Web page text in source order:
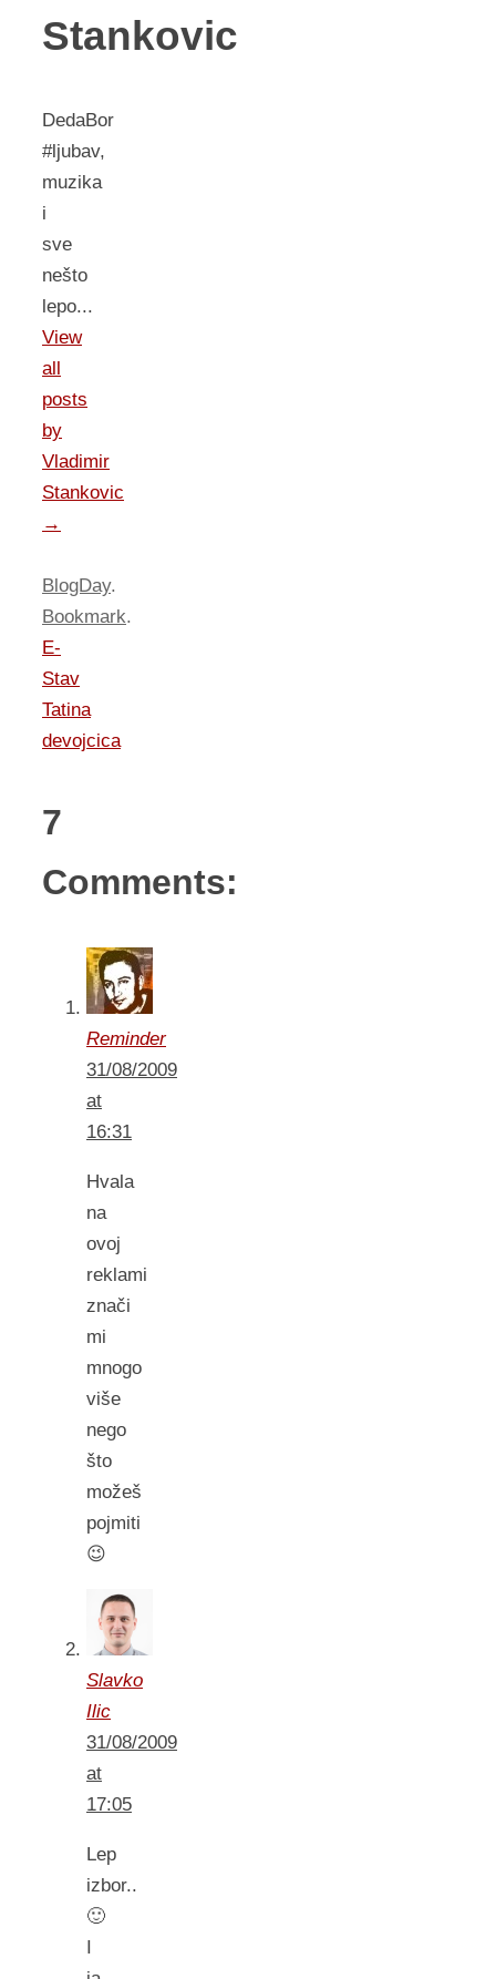
Stankovic
DedaBor
#ljubav,
muzika
i
sve
nešto
lepo...
View
all
posts
by
Vladimir
Stankovic
→
BlogDay.
Bookmark.
E-
Stav
Tatina
devojcica
7
Comments:
Reminder
31/08/2009
at
16:31
Hvala
na
ovoj
reklami
znači
mi
mnogo
više
nego
što
možeš
pojmiti
😉
Slavko
Ilic
31/08/2009
at
17:05
Lep
izbor..
🙂
I